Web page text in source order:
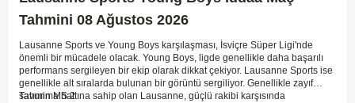
Tahmini 08 Ağustos 2026
Lausanne Sports ve Young Boys karşılaşması, İsviçre Süper Ligi'nde
önemli bir mücadele olacak. Young Boys, ligde genellikle daha başarılı
performans sergileyen bir ekip olarak dikkat çekiyor. Lausanne Sports ise
genellikle alt sıralarda bulunan bir görüntü sergiliyor. Genellikle zayıf
savunma hattına sahip olan Lausanne, güçlü rakibi karşısında
Tahmin MS 2